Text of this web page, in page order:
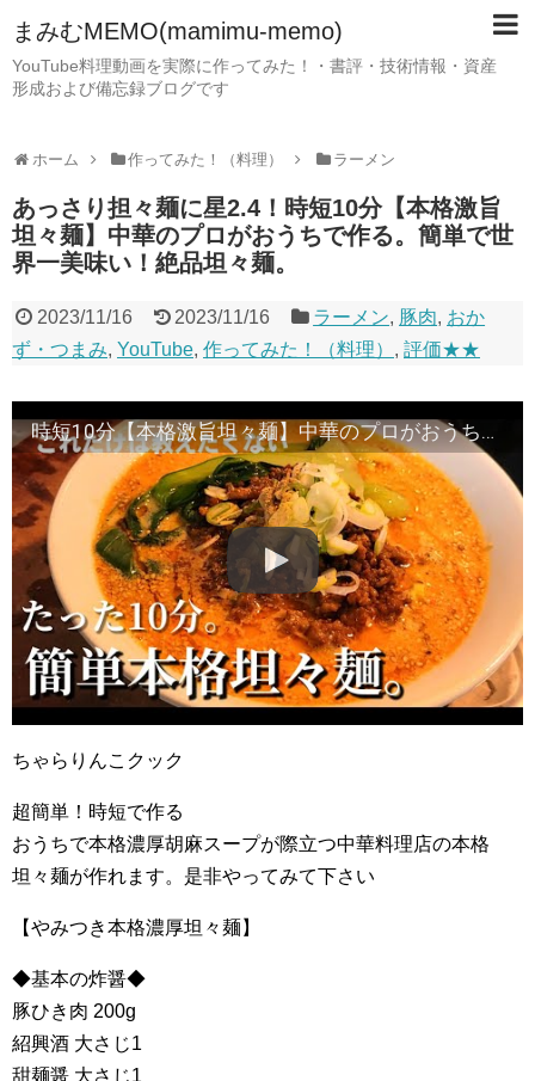
まみむMEMO(mamimu-memo)
YouTube料理動画を実際に作ってみた！・書評・技術情報・資産
形成および備忘録ブログです
ホーム 作ってみた！（料理） ラーメン
あっさり担々麺に星2.4！時短10分【本格激旨
坦々麺】中華のプロがおうちで作る。簡単で世
界一美味い！絶品坦々麺。
2023/11/16 2023/11/16 ラーメン, 豚肉, おか
ず・つまみ, YouTube, 作ってみた！（料理） , 評価★★
時短10分【本格激旨坦々麺】中華のプロがおうちで作る。簡単で世界一美味い！絶品坦々麺。
ちゃらりんこクック
超簡単！時短で作る
おうちで本格濃厚胡麻スープが際立つ中華料理店の本格
坦々麺が作れます。是非やってみて下さい
【やみつき本格濃厚坦々麺】
◆基本の炸醤◆
豚ひき肉 200g
紹興酒 大さじ1
甜麺醤 大さじ1